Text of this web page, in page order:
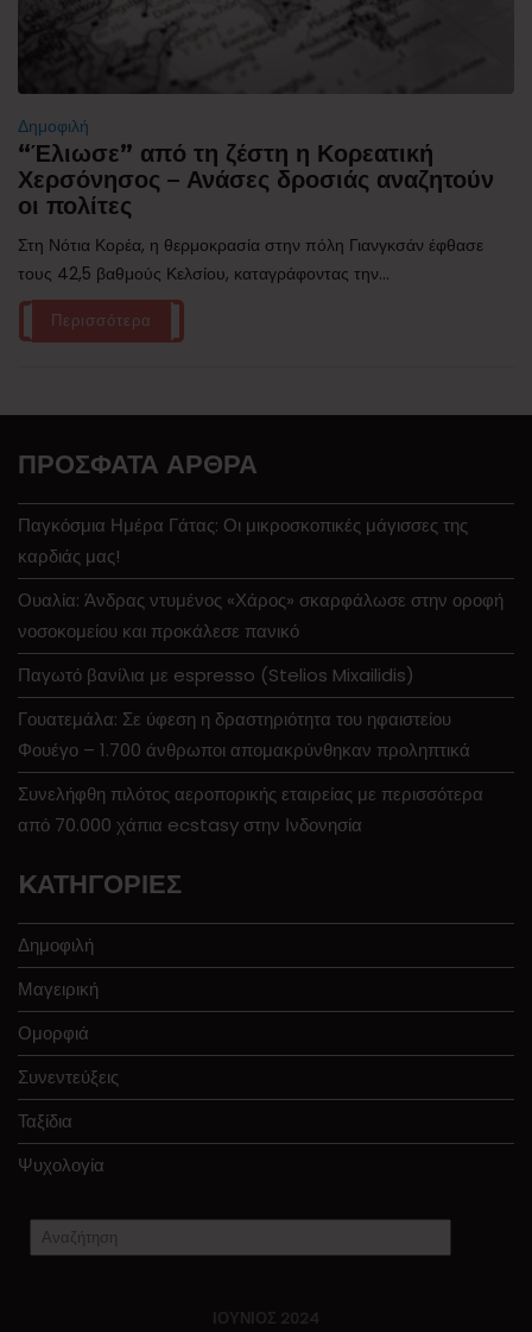
Δημοφιλή
“Έλιωσε” από τη ζέστη η Κορεατική
Χερσόνησος – Ανάσες δροσιάς αναζητούν
οι πολίτες
Στη Νότια Κορέα, η θερμοκρασία στην πόλη Γιανγκσάν έφθασε
τους 42,5 βαθμούς Κελσίου, καταγράφοντας την...
Περισσότερα
ΠΡΌΣΦΑΤΑ ΆΡΘΡΑ
Παγκόσμια Ημέρα Γάτας: Οι μικροσκοπικές μάγισσες της
καρδιάς μας!
Ουαλία: Άνδρας ντυμένος «Χάρος» σκαρφάλωσε στην οροφή
νοσοκομείου και προκάλεσε πανικό
Παγωτό βανίλια με espresso (Stelios Mixailidis)
Γουατεμάλα: Σε ύφεση η δραστηριότητα του ηφαιστείου
Φουέγο – 1.700 άνθρωποι απομακρύνθηκαν προληπτικά
Συνελήφθη πιλότος αεροπορικής εταιρείας με περισσότερα
από 70.000 χάπια ecstasy στην Ινδονησία
KΑΤΗΓΟΡΊΕΣ
Δημοφιλή
Μαγειρική
Ομορφιά
Συνεντεύξεις
Ταξίδια
Ψυχολογία
ΙΟΎΝΙΟΣ 2024